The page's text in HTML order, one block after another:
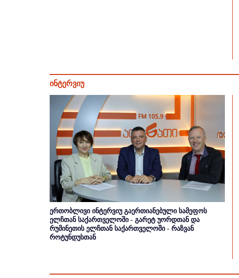
ინტერვიუ
ერთობლივი ინტერვიუ გაერთიანებული სამეფოს
ელჩთან საქართველოში - გარეტ უორდთან და
რუმინეთის ელჩთან საქართველოში - რაზვან
როტუნდუსთან